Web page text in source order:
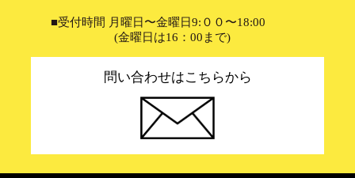
■受付時間 月曜日〜金曜日9:００〜18:00
(金曜日は16：00まで)
問い合わせはこちらから